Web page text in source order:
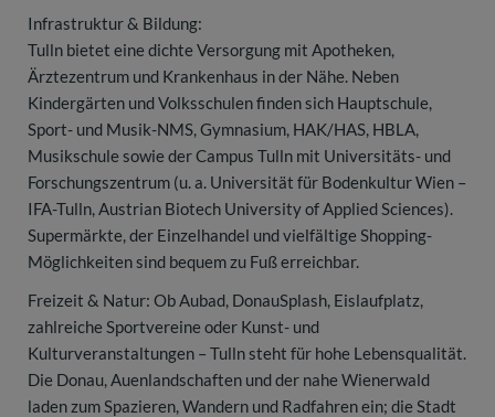
Infrastruktur & Bildung:
Tulln bietet eine dichte Versorgung mit Apotheken,
Ärztezentrum und Krankenhaus in der Nähe. Neben
Kindergärten und Volksschulen finden sich Hauptschule,
Sport- und Musik-NMS, Gymnasium, HAK/HAS, HBLA,
Musikschule sowie der Campus Tulln mit Universitäts- und
Forschungszentrum (u. a. Universität für Bodenkultur Wien –
IFA-Tulln, Austrian Biotech University of Applied Sciences).
Supermärkte, der Einzelhandel und vielfältige Shopping-
Möglichkeiten sind bequem zu Fuß erreichbar.
Freizeit & Natur: Ob Aubad, DonauSplash, Eislaufplatz,
zahlreiche Sportvereine oder Kunst- und
Kulturveranstaltungen – Tulln steht für hohe Lebensqualität.
Die Donau, Auenlandschaften und der nahe Wienerwald
laden zum Spazieren, Wandern und Radfahren ein; die Stadt